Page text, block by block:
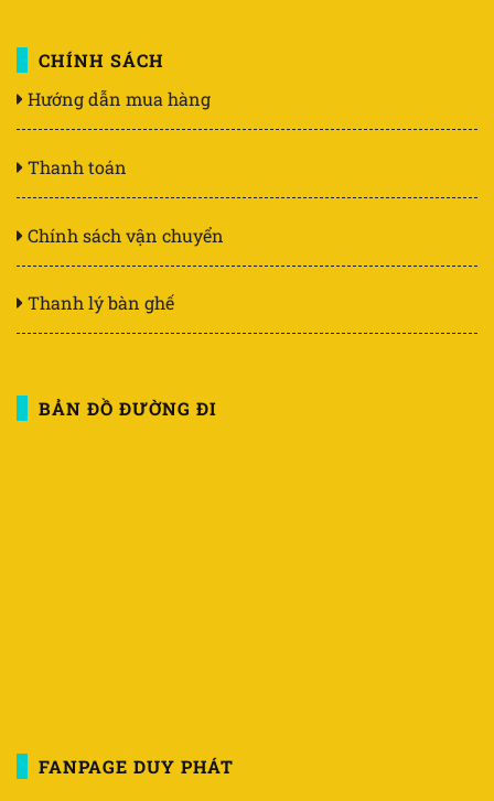
CHÍNH SÁCH
Hướng dẫn mua hàng
Thanh toán
Chính sách vận chuyển
Thanh lý bàn ghế
BẢN ĐỒ ĐƯỜNG ĐI
FANPAGE DUY PHÁT